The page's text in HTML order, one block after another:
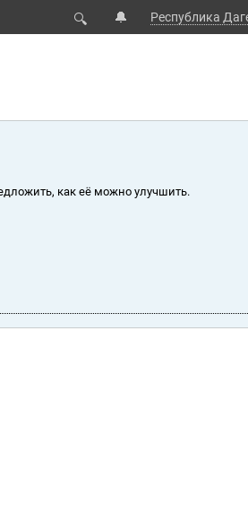
🔍 🔔 Республика
как её можно улучшить.